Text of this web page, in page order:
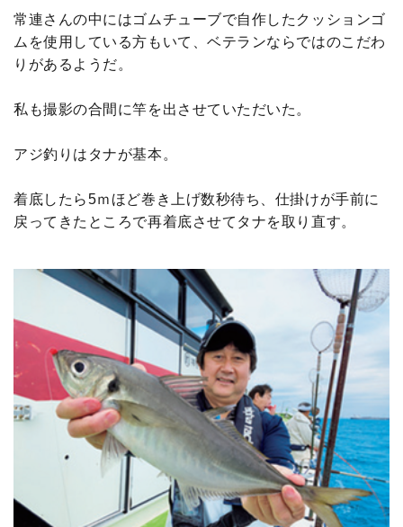
常連さんの中にはゴムチューブで自作したクッションゴ
ムを使用している方もいて、ベテランならではのこだわ
りがあるようだ。
私も撮影の合間に竿を出させていただいた。
アジ釣りはタナが基本。
着底したら5ｍほど巻き上げ数秒待ち、仕掛けが手前に
戻ってきたところで再着底させてタナを取り直す。